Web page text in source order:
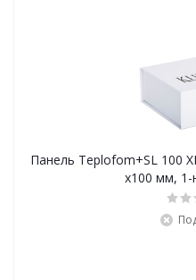
Панель Teplofom+SL 100
х100 мм, 1-